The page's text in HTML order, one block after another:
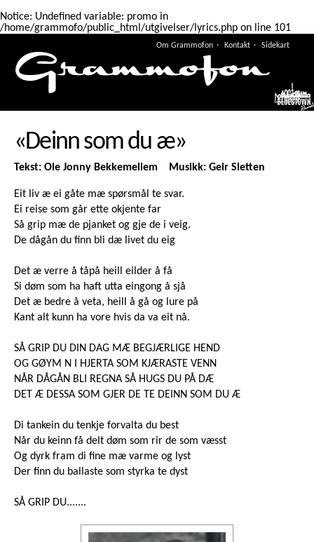
Notice: Undefined variable: promo in
/home/grammofo/public_html/utgivelser/lyrics.php on line 101
Om Grammofon Kontakt Sidekart
Meny
«Deinn som du æ»
Tekst: Ole Jonny Bekkemellem Musikk: Geir Sletten
Eit liv æ ei gåte mæ spørsmål te svar.
Ei reise som går ette okjente far
Så grip mæ de pjanket og gje de i veig.
De dågån du finn bli dæ livet du eig
Det æ verre å tåpå heill eilder å få
Si døm som ha haft utta eingong å sjå
Det æ bedre å veta, heill å gå og lure på
Kant alt kunn ha vore hvis da va eit nå.
SÅ GRIP DU DIN DAG MÆ BEGJÆRLIGE HEND
OG GØYM N I HJERTA SOM KJÆRASTE VENN
NÅR DÅGÅN BLI REGNA SÅ HUGS DU PÅ DÆ
DET Æ DESSA SOM GJER DE TE DEINN SOM DU Æ
Di tankein du tenkje forvalta du best
Når du keinn få delt døm som rir de som væsst
Og dyrk fram di fine mæ varme og lyst
Der finn du ballaste som styrka te dyst
SÅ GRIP DU.......